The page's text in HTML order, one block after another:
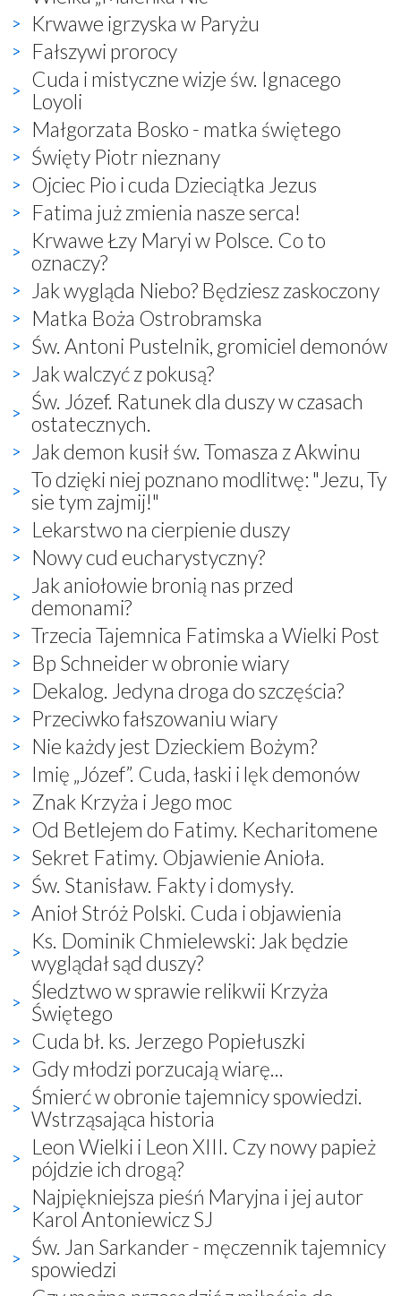
Krwawe igrzyska w Paryżu
Fałszywi prorocy
Cuda i mistyczne wizje św. Ignacego
Loyoli
Małgorzata Bosko - matka świętego
Święty Piotr nieznany
Ojciec Pio i cuda Dzieciątka Jezus
Fatima już zmienia nasze serca!
Krwawe Łzy Maryi w Polsce. Co to
oznaczy?
Jak wygląda Niebo? Będziesz zaskoczony
Matka Boża Ostrobramska
Św. Antoni Pustelnik, gromiciel demonów
Jak walczyć z pokusą?
Św. Józef. Ratunek dla duszy w czasach
ostatecznych.
Jak demon kusił św. Tomasza z Akwinu
To dzięki niej poznano modlitwę: "Jezu, Ty
sie tym zajmij!"
Lekarstwo na cierpienie duszy
Nowy cud eucharystyczny?
Jak aniołowie bronią nas przed
demonami?
Trzecia Tajemnica Fatimska a Wielki Post
Bp Schneider w obronie wiary
Dekalog. Jedyna droga do szczęścia?
Przeciwko fałszowaniu wiary
Nie każdy jest Dzieckiem Bożym?
Imię „Józef”. Cuda, łaski i lęk demonów
Znak Krzyża i Jego moc
Od Betlejem do Fatimy. Kecharitomene
Sekret Fatimy. Objawienie Anioła.
Św. Stanisław. Fakty i domysły.
Anioł Stróż Polski. Cuda i objawienia
Ks. Dominik Chmielewski: Jak będzie
wyglądał sąd duszy?
Śledztwo w sprawie relikwii Krzyża
Świętego
Cuda bł. ks. Jerzego Popiełuszki
Gdy młodzi porzucają wiarę...
Śmierć w obronie tajemnicy spowiedzi.
Wstrząsająca historia
Leon Wielki i Leon XIII. Czy nowy papież
pójdzie ich drogą?
Najpiękniejsza pieśń Maryjna i jej autor
Karol Antoniewicz SJ
Św. Jan Sarkander - męczennik tajemnicy
spowiedzi